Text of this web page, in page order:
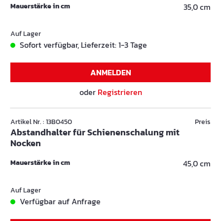
Mauerstärke in cm 35,0 cm
Auf Lager
Sofort verfügbar, Lieferzeit: 1-3 Tage
ANMELDEN
oder Registrieren
Artikel Nr. : 13B0450
Abstandhalter für Schienenschalung mit
Nocken
Preis
Mauerstärke in cm 45,0 cm
Auf Lager
Verfügbar auf Anfrage